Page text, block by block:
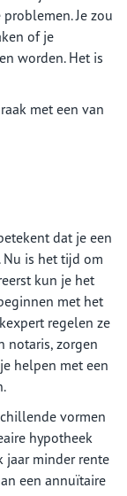
Je zou
of je
worden. Het is
met een van
dat je een
is het tijd om
kun je het
met het
regelen ze
notaris, zorgen
helpen met een
vormen
hypotheek
jaar minder rente
een annuïtaire